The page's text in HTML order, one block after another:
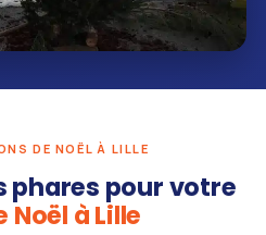
DE NOËL À LILLE
phares pour votre
Noël à Lille